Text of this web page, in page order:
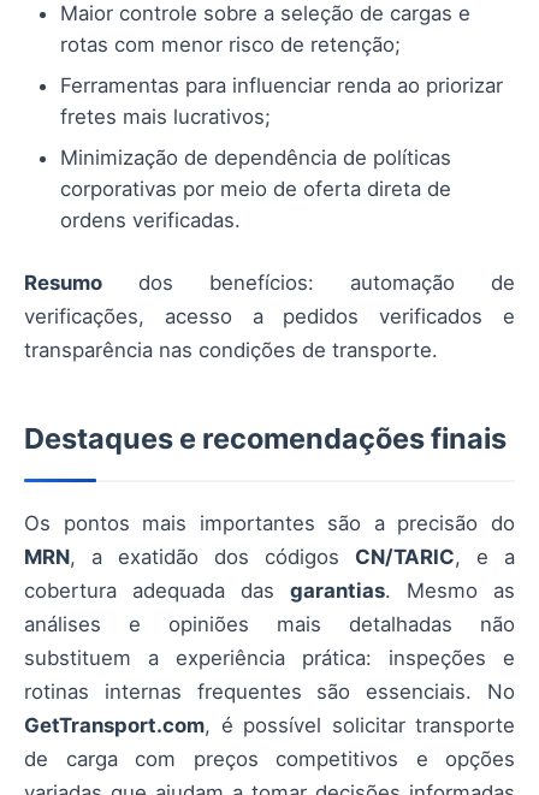
Maior controle sobre a seleção de cargas e
rotas com menor risco de retenção;
Ferramentas para influenciar renda ao priorizar
fretes mais lucrativos;
Minimização de dependência de políticas
corporativas por meio de oferta direta de
ordens verificadas.
Resumo dos benefícios: automação de
verificações, acesso a pedidos verificados e
transparência nas condições de transporte.
Destaques e recomendações finais
Os pontos mais importantes são a precisão do
MRN, a exatidão dos códigos CN/TARIC, e a
cobertura adequada das garantias. Mesmo as
análises e opiniões mais detalhadas não
substituem a experiência prática: inspeções e
rotinas internas frequentes são essenciais. No
GetTransport.com, é possível solicitar transporte
de carga com preços competitivos e opções